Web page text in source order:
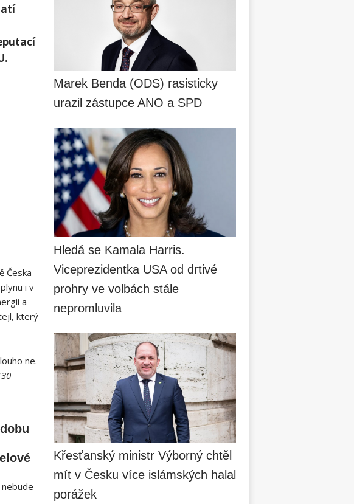
Česka
i v
a
který
ne.
Marek Benda (ODS) rasisticky
urazil zástupce ANO a SPD
Hledá se Kamala Harris.
Viceprezidentka USA od drtivé
prohry ve volbách stále
nepromluvila
Křesťanský ministr Výborný chtěl
mít v Česku více islámských halal
porážek